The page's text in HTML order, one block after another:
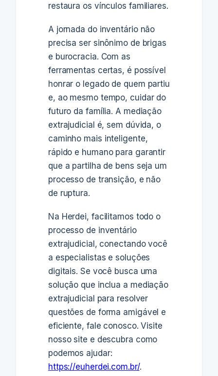
restaura os vínculos familiares.
A jornada do inventário não
precisa ser sinônimo de brigas
e burocracia. Com as
ferramentas certas, é possível
honrar o legado de quem partiu
e, ao mesmo tempo, cuidar do
futuro da família. A mediação
extrajudicial é, sem dúvida, o
caminho mais inteligente,
rápido e humano para garantir
que a partilha de bens seja um
processo de transição, e não
de ruptura.
Na Herdei, facilitamos todo o
processo de inventário
extrajudicial, conectando você
a especialistas e soluções
digitais. Se você busca uma
solução que inclua a mediação
extrajudicial para resolver
questões de forma amigável e
eficiente, fale conosco. Visite
nosso site e descubra como
podemos ajudar:
https://euherdei.com.br/.